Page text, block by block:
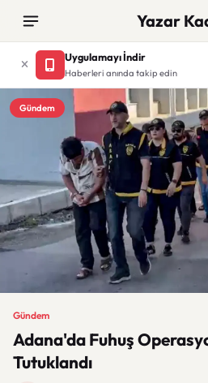
Yazar
Uygulamayı İndir
Haberleri anında takip edin
Gündem
Gündem
Adana'da Fuhuş
Tutuklandı